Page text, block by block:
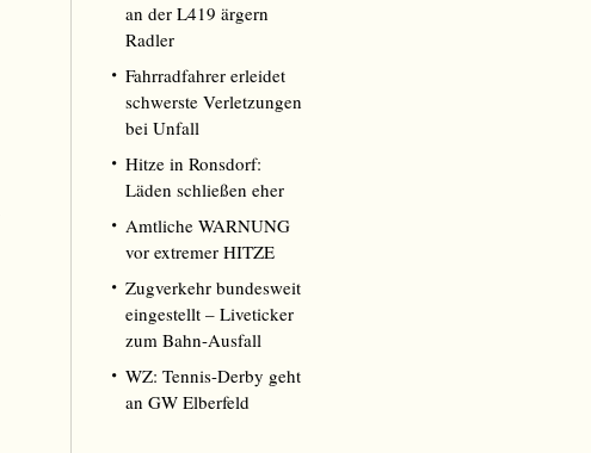
an der L419 ärgern
Radler
Fahrradfahrer erleidet
schwerste Verletzungen
bei Unfall
Hitze in Ronsdorf:
Läden schließen eher
Amtliche WARNUNG
vor extremer HITZE
Zugverkehr bundesweit
eingestellt – Liveticker
zum Bahn-Ausfall
WZ: Tennis-Derby geht
an GW Elberfeld